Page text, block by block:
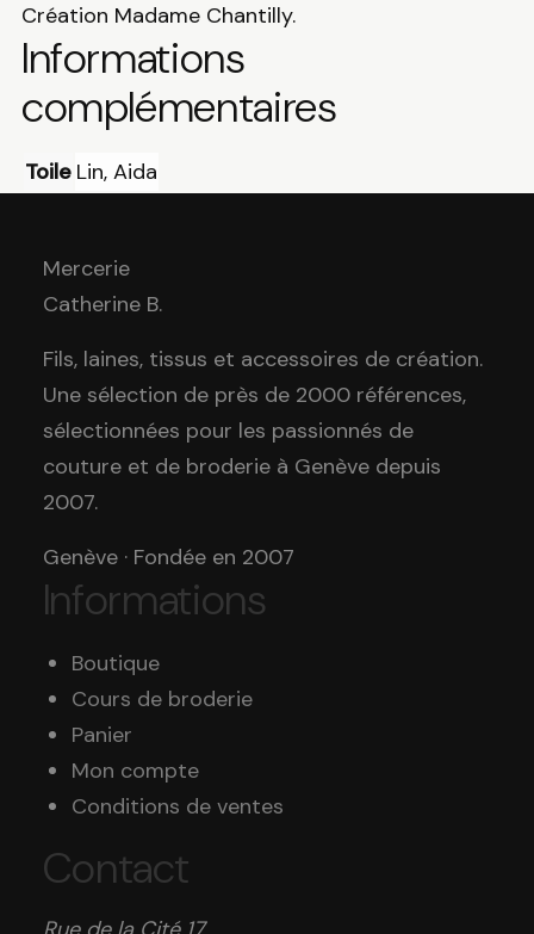
Création Madame Chantilly.
Informations
complémentaires
Toile Lin, Aida
Mercerie
Catherine B.
Fils, laines, tissus et accessoires de création.
Une sélection de près de 2000 références,
sélectionnées pour les passionnés de
couture et de broderie à Genève depuis
2007.
Genève · Fondée en 2007
Informations
Boutique
Cours de broderie
Panier
Mon compte
Conditions de ventes
Contact